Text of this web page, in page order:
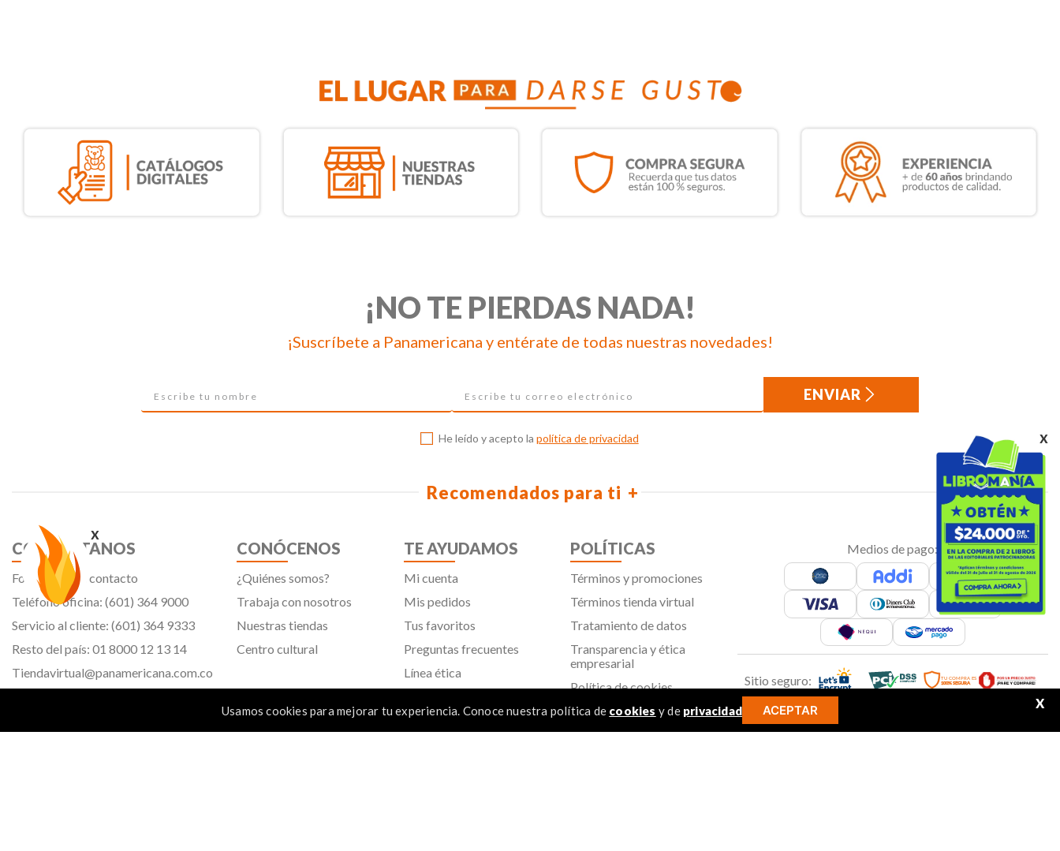
x
x
Usamos cookies para mejorar tu experiencia. Conoce nuestra política de cookies y de privacidad ACEPTAR X
¡NO TE PIERDAS NADA!
¡Suscríbete a Panamericana y entérate de todas nuestras novedades!
ENVIAR
He leído y acepto la política de privacidad
Recomendados para ti
CONTÁCTANOS
Formulario de contacto
Teléfono oficina: (601) 364 9000
Servicio al cliente: (601) 364 9333
Resto del país: 01 8000 12 13 14
Tiendavirtual@panamericana.com.co
CONÓCENOS
¿Quiénes somos?
Trabaja con nosotros
Nuestras tiendas
Centro cultural
TE AYUDAMOS
Mi cuenta
Mis pedidos
Tus favoritos
Preguntas frecuentes
Línea ética
POLÍTICAS
Términos y promociones
Términos tienda virtual
Tratamiento de datos
Transparencia y ética
empresarial
Política de cookies
Aviso de privacidad
SIC
Medios de pago:
Sitio seguro: